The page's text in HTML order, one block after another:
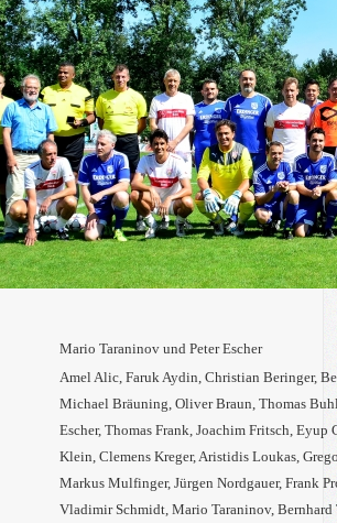
Mario Taraninov und Peter Escher
Amel Alic, Faruk Aydin, Christian Beringer,
Michael Bräuning, Oliver Braun, Thomas
Escher, Thomas Frank, Joachim Fritsch,
Klein, Clemens Kreger, Aristidis Loukas,
Markus Mulfinger, Jürgen Nordgauer, Frank
Vladimir Schmidt, Mario Taraninov,